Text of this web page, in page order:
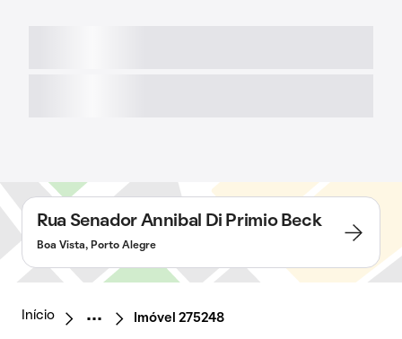
Rua Senador Annibal Di Primio Beck
Boa Vista, Porto Alegre
Início Imóvel 275248